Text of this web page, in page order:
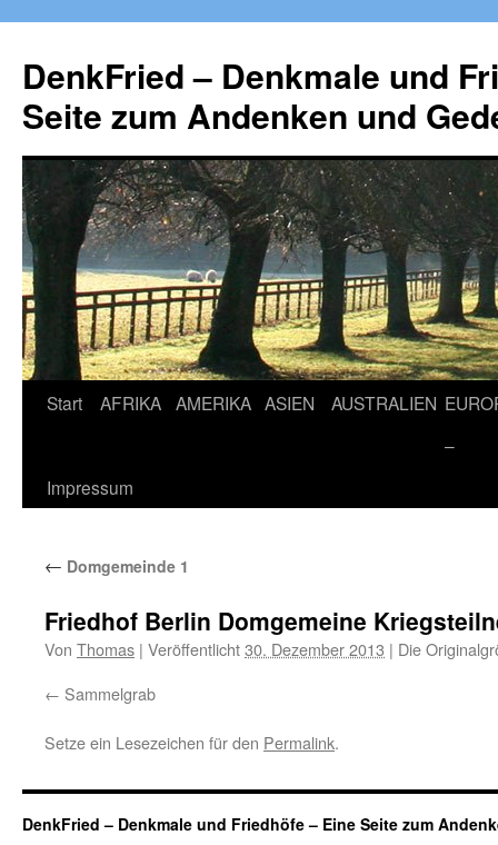
springen
DenkFried – Denkmale und
Seite zum Andenken und
Start AFRIKA AMERIKA ASIEN AUSTRALIEN
–
Impressum
← Domgemeinde 1
Friedhof Berlin Domgemeine
Von Thomas | Veröffentlicht30. Dezember 2013 | Die
Sammelgrab
Setze ein Lesezeichen für den Permalink.
DenkFried – Denkmale und Friedhöfe – Eine Seite zum